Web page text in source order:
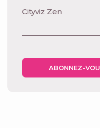
Cityviz Zen
ABONNEZ-